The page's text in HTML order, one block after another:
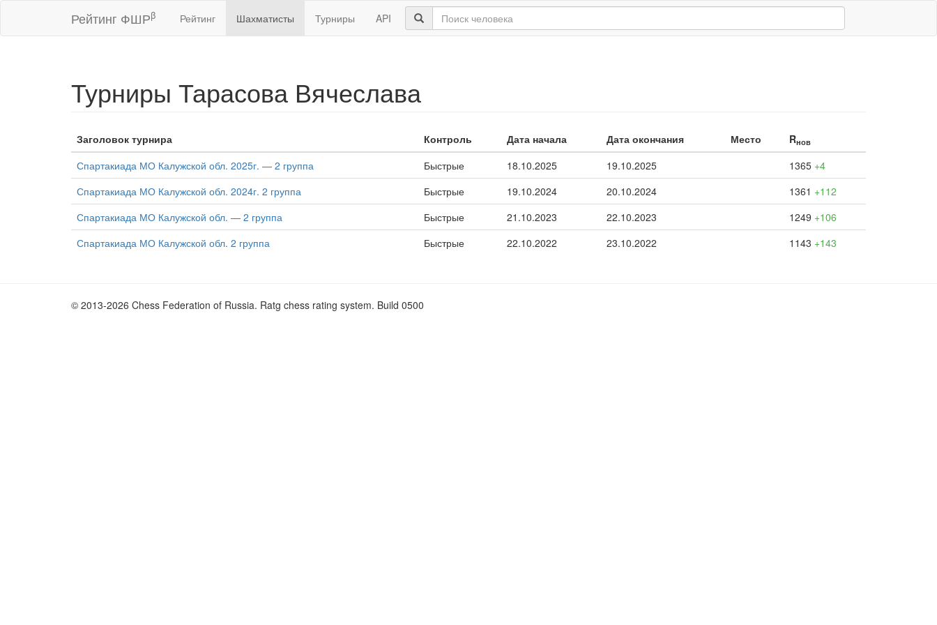
Рейтинг ФШРβ Рейтинг Шахматисты Турниры API
Турниры Тарасова Вячеслава
Заголовок турнира Контроль Дата начала Дата окончания Место Rнов
Спартакиада МО Калужской обл. 2025г. — 2 группа Быстрые 18.10.2025 19.10.2025 1365 +4
Спартакиада МО Калужской обл. 2024г. 2 группа
Быстрые 19.10.2024 20.10.2024 1361 +112
Спартакиада МО Калужской обл. — 2 группа
Быстрые 21.10.2023 22.10.2023 1249 +106
Спартакиада МО Калужской обл. 2 группа
Быстрые 22.10.2022 23.10.2022 1143 +143
© 2013-2026 Chess Federation of Russia. Ratg chess rating system. Build 0500